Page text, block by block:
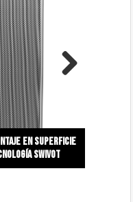
en superficie
swivot